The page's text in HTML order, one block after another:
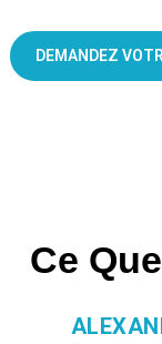
DEMANDEZ
Ce